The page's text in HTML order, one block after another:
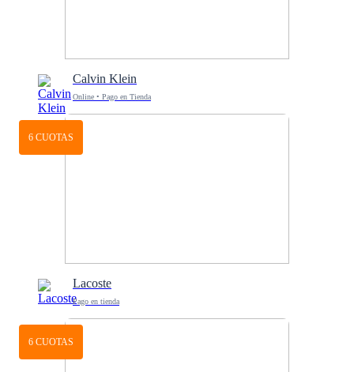
Calvin Klein
Online • Pago en Tienda
6 CUOTAS
Lacoste
Pago en tienda
6 CUOTAS